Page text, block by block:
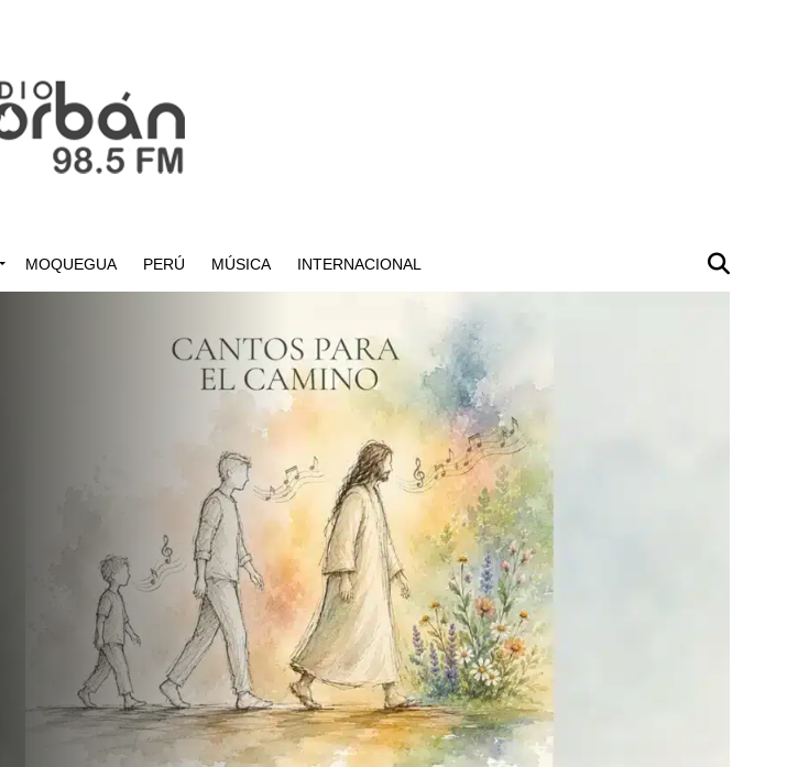
MOQUEGUA PERÚ MÚSICA INTERNACIONAL